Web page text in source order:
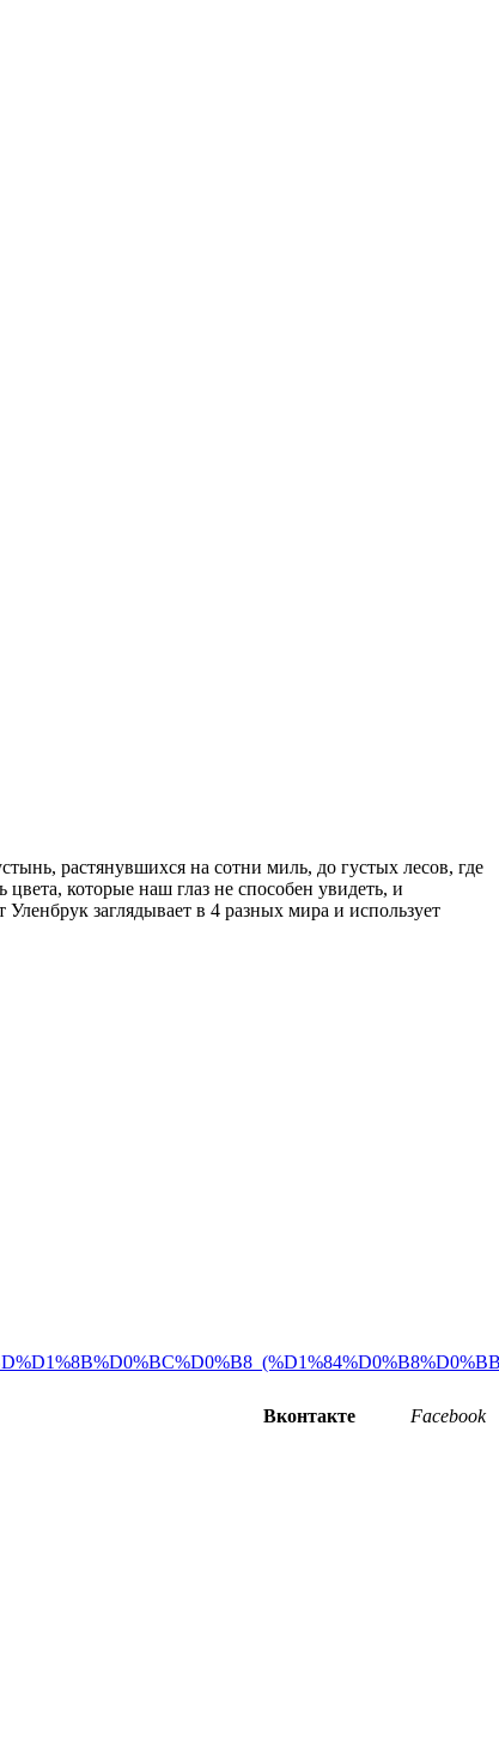
растянувшихся на сотни миль, до густых лесов, где
которые наш глаз не способен увидеть, и
заглядывает в 4 разных мира и использует
Вконтакте Facebook